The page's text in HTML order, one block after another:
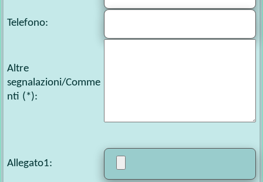
Telefono:
Altre
segnalazioni/Comme
nti (*):
Allegato1: